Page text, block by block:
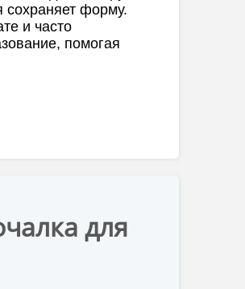
сохраняет форму.
и часто
помогая
для